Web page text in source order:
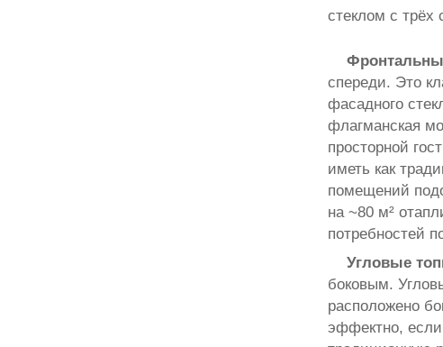
стеклом с трёх
спереди. Это
фасадного
флагманская
просторной
иметь как
помещений
на ~80 м²
потребностей
Угловые
боковым.
расположено
эффектно, если